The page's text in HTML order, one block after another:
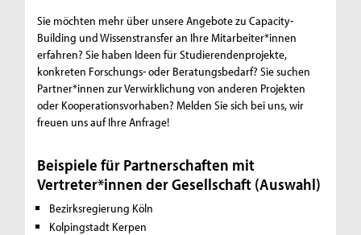
Sie möchten mehr über unsere Angebote zu Capacity-
Building und Wissenstransfer an Ihre Mitarbeiter*innen
erfahren? Sie haben Ideen für Studierendenprojekte,
konkreten Forschungs- oder Beratungsbedarf? Sie suchen
Partner*innen zur Verwirklichung von anderen Projekten
oder Kooperationsvorhaben? Melden Sie sich bei uns, wir
freuen uns auf Ihre Anfrage!
Beispiele für Partnerschaften mit
Vertreter*innen der Gesellschaft (Auswahl)
Bezirksregierung Köln
Kolpingstadt Kerpen